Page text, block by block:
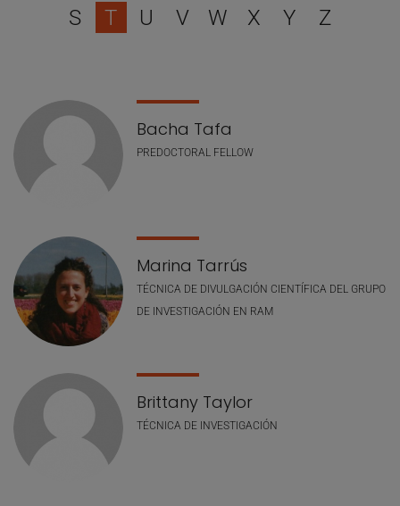
S
T U V W X Y Z
Lista de personal
Bacha Tafa
PREDOCTORAL FELLOW
Marina Tarrús
TÉCNICA DE DIVULGACIÓN CIENTÍFICA DEL GRUPO
DE INVESTIGACIÓN EN RAM
Brittany Taylor
TÉCNICA DE INVESTIGACIÓN